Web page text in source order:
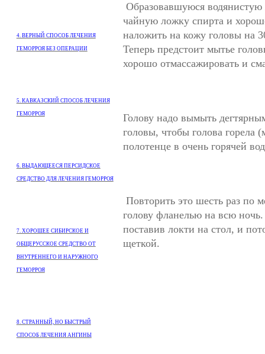
4. ВЕРНЫЙ СПОСОБ ЛЕЧЕНИЯ
ГЕМОРРОЯ БЕЗ ОПЕРАЦИИ
5. КАВКАЗСКИЙ СПОСОБ ЛЕЧЕНИЯ
ГЕМОРРОЯ
6. ВЫДАЮЩЕЕСЯ ПЕРСИДСКОЕ
СРЕДСТВО ДЛЯ ЛЕЧЕНИЯ ГЕМОРРОЯ
7. ХОРОШЕЕ СИБИРСКОЕ И
ОБЩЕРУССКОЕ СРЕДСТВО ОТ
ВНУТРЕННЕГО И НАРУЖНОГО
ГЕМОРРОЯ
8. СТРАННЫЙ, НО БЫСТРЫЙ
СПОСОБ ЛЕЧЕНИЯ АНГИНЫ
Образовавшуюся
чайную ложку спирта и
наложить на кожу головы на
Теперь предстоит мытье
хорошо отмассажировать и
Голову надо вымыть
головы, чтобы голова горела
полотенце в очень горячей
Повторить это шесть раз по
голову фланелью на всю
поставив локти на стол, и
щеткой.